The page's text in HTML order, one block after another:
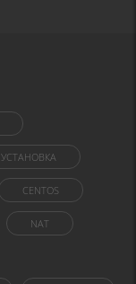
УСТАНОВКА
CENTOS
NAT